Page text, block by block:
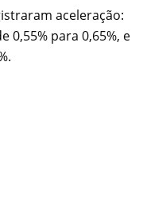
aceleração:
0,55% para 0,65%, e